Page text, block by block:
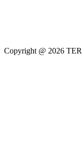
Copyright @ 2026